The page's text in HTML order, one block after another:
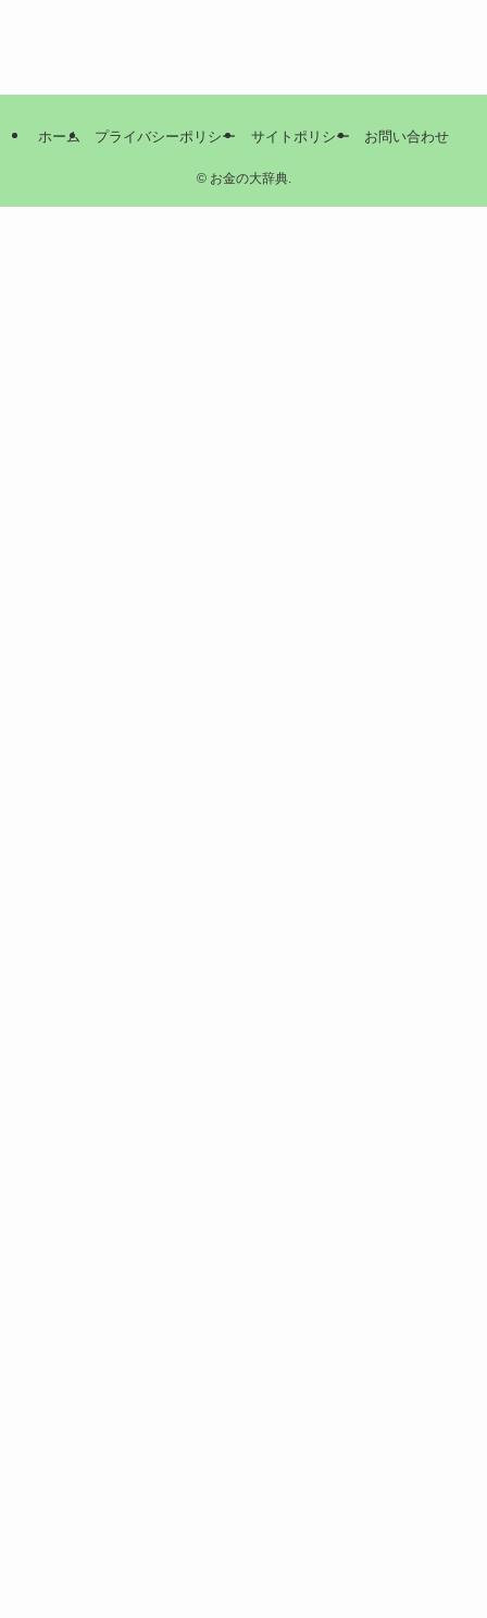
ホーム プライバシーポリシー サイトポリシー お問い合わせ
©お金の大辞典.